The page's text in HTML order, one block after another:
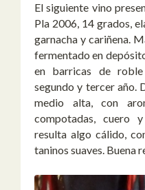
El siguiente vino
Pla 2006, 14 grados,
garnacha y cariñena.
fermentado en
en barricas de
segundo y tercer año.
medio alta, con
compotadas, cuero
resulta algo cálido,
taninos suaves. Buena